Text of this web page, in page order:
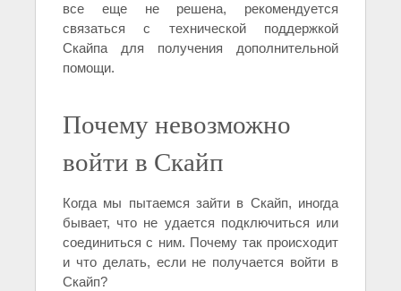
все еще не решена, рекомендуется
связаться с технической поддержкой
Скайпа для получения дополнительной
помощи.
Почему невозможно
войти в Скайп
Когда мы пытаемся зайти в Скайп, иногда
бывает, что не удается подключиться или
соединиться с ним. Почему так происходит
и что делать, если не получается войти в
Скайп?